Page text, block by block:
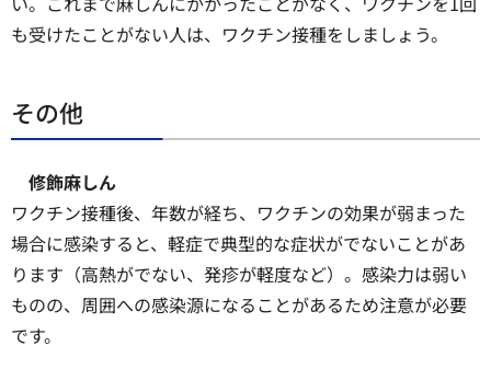
も受けたことがない人は、ワクチン接種をしましょう。
その他
修飾麻しん
ワクチン接種後、年数が経ち、ワクチンの効果が弱まった
場合に感染すると、軽症で典型的な症状がでないことがあ
ります（高熱がでない、発疹が軽度など）。感染力は弱い
ものの、周囲への感染源になることがあるため注意が必要
です。